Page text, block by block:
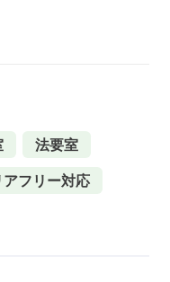
法要室
アフリー対応